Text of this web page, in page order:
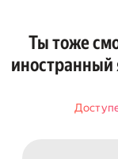
Ты тоже
иностранный